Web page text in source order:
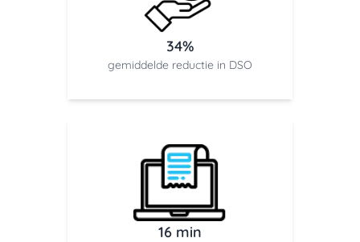
34%
gemiddelde reductie in DSO
16 min